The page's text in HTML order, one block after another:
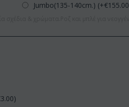
Jumbo(135-140cm.) (+€155.00
3.00)